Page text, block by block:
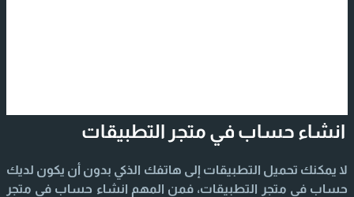
انشاء حساب في متجر التطبيقات
لا يمكنك تحميل التطبيقات إلى هاتفك الذكي بدون أن يكون لديك
حساب في متجر التطبيقات، فمن المهم انشاء حساب في متجر